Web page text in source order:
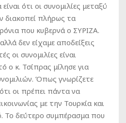
ότι οι συνομιλίες μεταξύ
διακοπεί πλήρως τα
που κυβερνά ο ΣΥΡΙΖΑ.
δεν είχαμε αποδείξεις
οι συνομιλίες είναι
ο κ. Τσίπρας μίλησε για
Όπως γνωρίζετε
οι πρέπει πάντα να
με την Τουρκία και
Το δεύτερο συμπέρασμα που